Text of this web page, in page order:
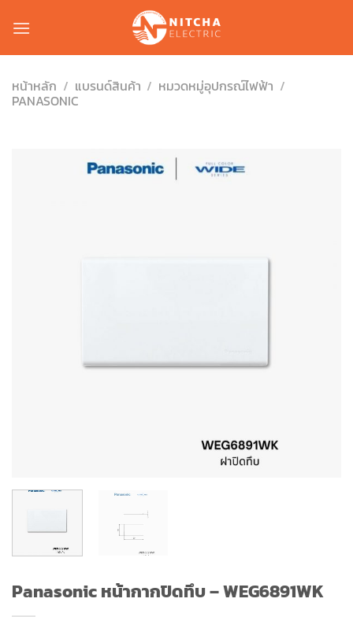
หน้าหลัก / แบรนด์สินค้า / หมวดหมู่อุปกรณ์ไฟฟ้า /
PANASONIC
Panasonic หน้ากากปิดทึบ – WEG6891WK